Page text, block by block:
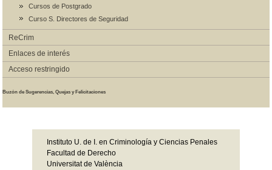
Cursos de Postgrado
Curso S. Directores de Seguridad
ReCrim
Enlaces de interés
Acceso restringido
Buzón de Sugerencias, Quejas y Felicitaciones
Instituto U. de I. en Criminología y Ciencias Penales
Facultad de Derecho
Universitat de València